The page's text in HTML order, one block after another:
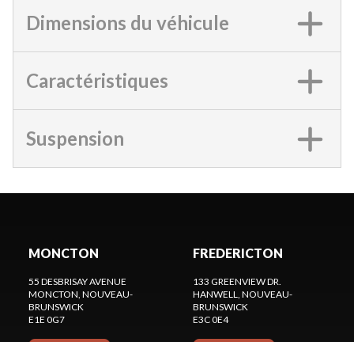
Dimensions du véhicule
Caractéristiques
Suspension
MONCTON
55 DESBRISAY AVENUE
MONCTON, NOUVEAU-
BRUNSWICK
E1E 0G7
FREDERICTON
133 GREENVIEW DR.
HANWELL, NOUVEAU-
BRUNSWICK
E3C 0E4